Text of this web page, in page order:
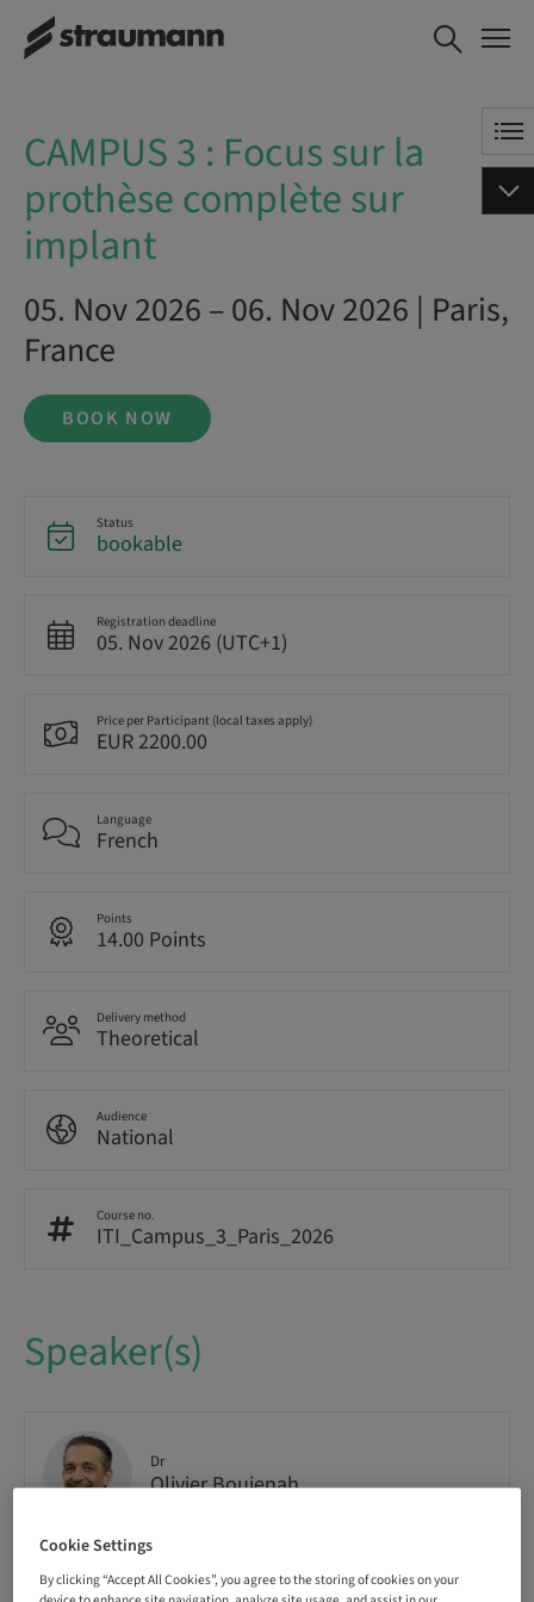
CAMPUS 3 : Focus sur la
prothèse complète sur implant
BOOK NOW
CAMPUS 3 : Focus sur la
prothèse complète sur
implant
05. Nov 2026 – 06. Nov 2026 | Paris,
France
BOOK NOW
Status
bookable
Registration deadline
05. Nov 2026 (UTC+1)
Price per Participant (local taxes apply)
EUR 2200.00
Language
French
Points
14.00 Points
Delivery method
Theoretical
Audience
National
Course no.
ITI_Campus_3_Paris_2026
Speaker(s)
Dr
Olivier Boujenah
Cookie Settings
By clicking “Accept All Cookies”, you agree to the storing of cookies on your